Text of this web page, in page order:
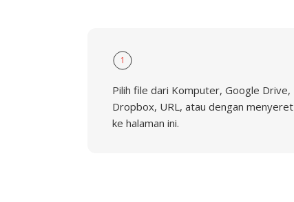
1
Pilih file dari Komputer, Google Drive,
Dropbox, URL, atau dengan menyeret
ke halaman ini.